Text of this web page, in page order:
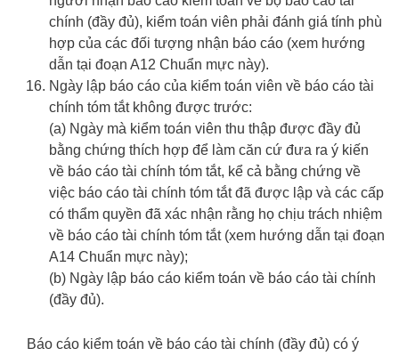
chính (đầy đủ), kiểm toán viên phải đánh giá tính phù
hợp của các đối tượng nhận báo cáo (xem hướng
dẫn tại đoạn A12 Chuẩn mực này).
Ngày lập báo cáo của kiểm toán viên về báo cáo tài
chính tóm tắt không được trước:
(a) Ngày mà kiểm toán viên thu thập được đầy đủ
bằng chứng thích hợp để làm căn cứ đưa ra ý kiến
về báo cáo tài chính tóm tắt, kể cả bằng chứng về
việc báo cáo tài chính tóm tắt đã được lập và các cấp
có thẩm quyền đã xác nhận rằng họ chịu trách nhiệm
về báo cáo tài chính tóm tắt (xem hướng dẫn tại đoạn
A14 Chuẩn mực này);
(b) Ngày lập báo cáo kiểm toán về báo cáo tài chính
(đầy đủ).
Báo cáo kiểm toán về báo cáo tài chính (đầy đủ) có ý